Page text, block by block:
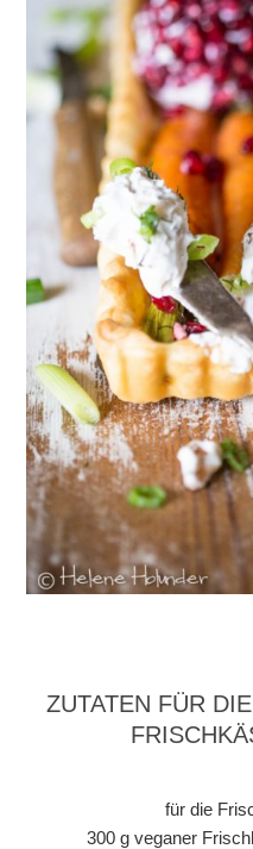
ZUTATEN FÜR
für die
300 g veganer